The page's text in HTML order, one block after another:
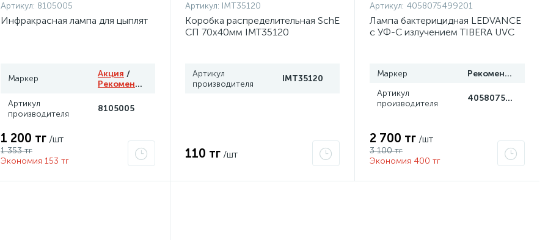
Артикул: 8105005
Инфракрасная лампа для цыплят
Маркер Акция /
Рекомендуем
Артикул
производителя
8105005
1 200 тг /шт
1 353 тг
Экономия 153 тг
Артикул: IMT35120
Коробка распределительная SchE
СП 70х40мм IMT35120
Артикул
производителя
IMT35120
110 тг /шт
Артикул: 4058075499201
Лампа бактерицидная LEDVANCE
с УФ-С излучением TIBERA UVC
Маркер
Рекомендуем
Артикул
производителя
4058075499201
2 700 тг /шт
3 100 тг
Экономия 400 тг